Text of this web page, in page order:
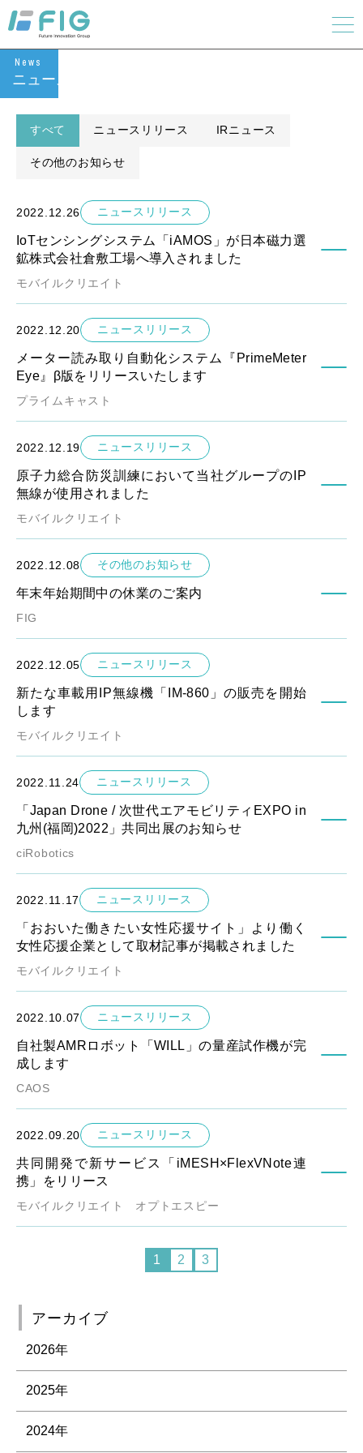
News
ニュース
すべて ニュースリリース IRニュース
その他のお知らせ
2022.12.26 ニュースリリース
IoTセンシングシステム「iAMOS」が日本磁力選
鉱株式会社倉敷工場へ導入されました
モバイルクリエイト
2022.12.20 ニュースリリース
メーター読み取り自動化システム『PrimeMeter
Eye』β版をリリースいたします
プライムキャスト
2022.12.19 ニュースリリース
原子力総合防災訓練において当社グループのIP
無線が使用されました
モバイルクリエイト
2022.12.08 その他のお知らせ
年末年始期間中の休業のご案内
FIG
2022.12.05 ニュースリリース
新たな車載用IP無線機「IM-860」の販売を開始
します
モバイルクリエイト
2022.11.24 ニュースリリース
「Japan Drone / 次世代エアモビリティEXPO in
九州(福岡)2022」共同出展のお知らせ
ciRobotics
2022.11.17 ニュースリリース
「おおいた働きたい女性応援サイト」より働く
女性応援企業として取材記事が掲載されました
モバイルクリエイト
2022.10.07 ニュースリリース
自社製AMRロボット「WILL」の量産試作機が完
成します
CAOS
2022.09.20 ニュースリリース
共同開発で新サービス「iMESH×FlexVNote連
携」をリリース
モバイルクリエイト オプトエスピー
アーカイブ
2026年
2025年
2024年
1 2 3